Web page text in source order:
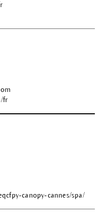
fr
canopy-cannes/spa/